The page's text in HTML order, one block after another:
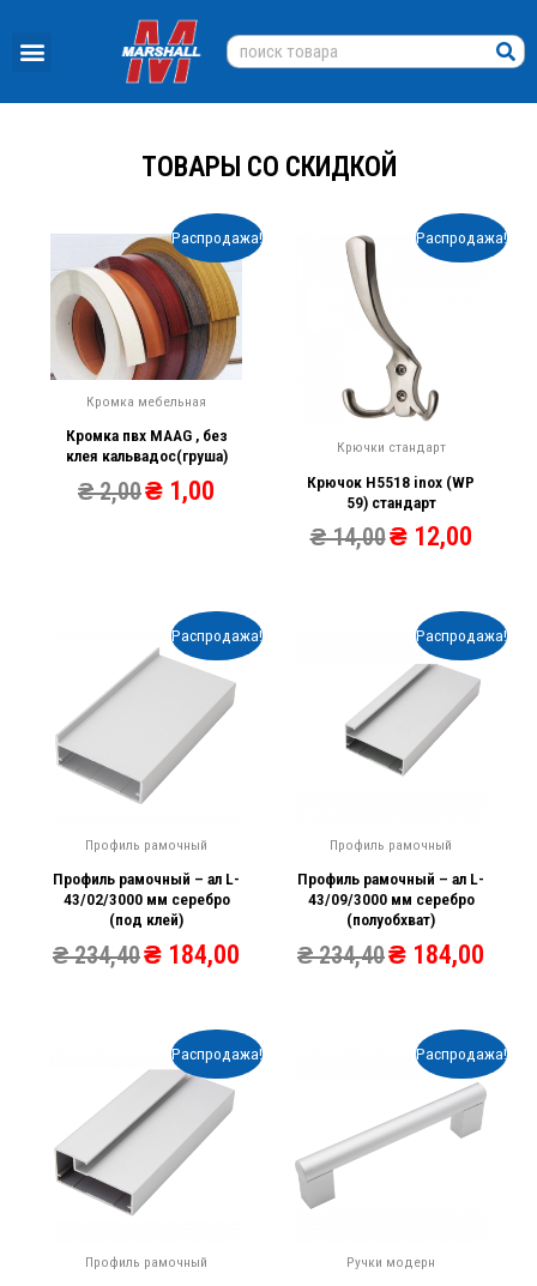
ТОВАРЫ СО СКИДКОЙ
Распродажа!
Кромка мебельная
Кромка пвх MAAG , без
клея кальвадос(груша)
₴2,00₴ 1,00
Распродажа!
Крючки стандарт
Крючок Н5518 inox (WP
59) стандарт
₴14,00₴12,00
Распродажа!
Профиль рамочный
Профиль рамочный – ал L-
43/02/3000 мм серебро
(под клей)
₴234,40₴ 184,00
Распродажа!
Профиль рамочный
Профиль рамочный – ал L-
43/09/3000 мм серебро
(полуобхват)
₴234,40₴ 184,00
Распродажа!
Профиль рамочный
Распродажа!
Ручки модерн